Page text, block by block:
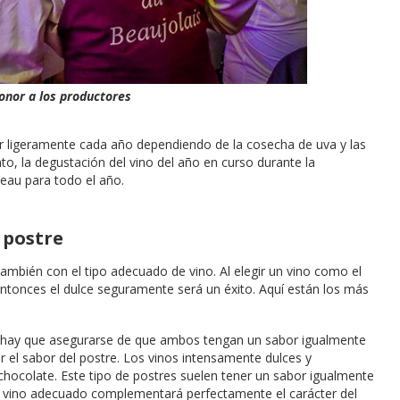
a los productores
cada año dependiendo de la cosecha de uva y las
la degustación del vino del año en curso durante la
para todo el año.
con el tipo adecuado de vino. Al elegir un vino como el
el dulce seguramente será un éxito. Aquí están los más
que asegurarse de que ambos tengan un sabor igualmente
el sabor del postre. Los vinos intensamente dulces y
Este tipo de postres suelen tener un sabor igualmente
adecuado complementará perfectamente el carácter del